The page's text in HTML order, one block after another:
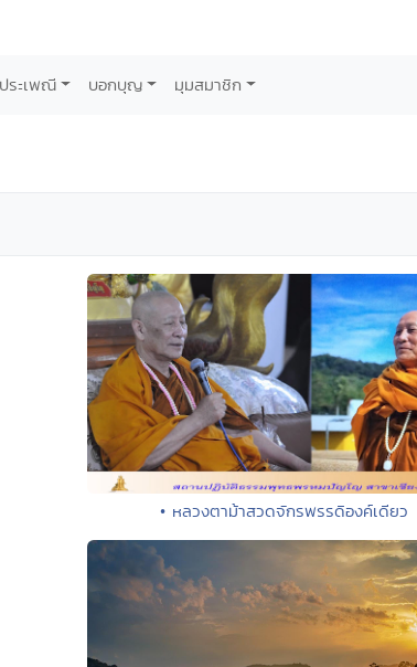
ประเพณี บอกบุญ มุมสมาชิก
• หลวงตาม้าสวดจักรพรรดิองค์เดียว